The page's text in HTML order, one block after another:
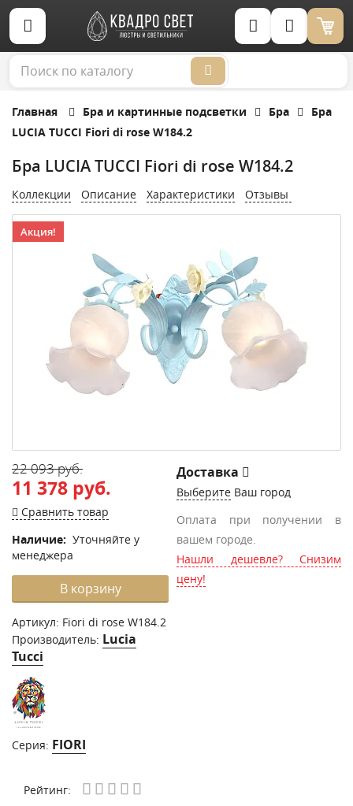
Корзина (0)
Главная Бра и картинные подсветки Бра
Бра
LUCIA TUCCI Fiori di rose W184.2
Бра LUCIA TUCCI Fiori di rose W184.2
Коллекции Описание Характеристики Отзывы
Акция!
22 093 руб.
11 378 руб.
Сравнить товар
Наличие: Уточняйте у
менеджера
В корзину
Артикул: Fiori di rose W184.2
Производитель: Lucia
Tucci
Серия: FIORI
Доставка
Выберите Ваш город
Оплата при получении в
вашем городе.
Нашли дешевле? Снизим
цену!
Рейтинг: